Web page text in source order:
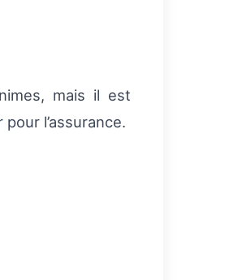
mais il est
pour l’assurance.